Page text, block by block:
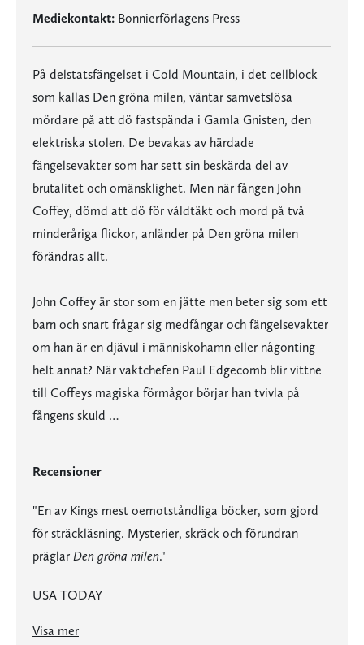
Mediekontakt: Bonnierförlagens Press
På delstatsfängelset i Cold Mountain, i det cellblock
som kallas Den gröna milen, väntar samvetslösa
mördare på att dö fastspända i Gamla Gnisten, den
elektriska stolen. De bevakas av härdade
fängelsevakter som har sett sin beskärda del av
brutalitet och omänsklighet. Men när fången John
Coffey, dömd att dö för våldtäkt och mord på två
minderåriga flickor, anländer på Den gröna milen
förändras allt.
John Coffey är stor som en jätte men beter sig som ett
barn och snart frågar sig medfångar och fängelsevakter
om han är en djävul i människohamn eller någonting
helt annat? När vaktchefen Paul Edgecomb blir vittne
till Coffeys magiska förmågor börjar han tvivla på
fångens skuld …
Recensioner
"En av Kings mest oemotståndliga böcker, som gjord
för sträckläsning. Mysterier, skräck och förundran
präglar Den gröna milen."
USA TODAY
Visa mer